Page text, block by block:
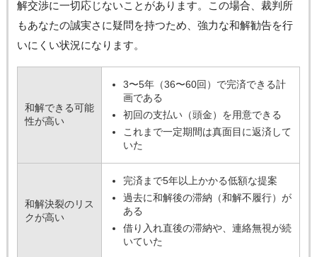
解交渉に一切応じないことがあります。この場合、裁判所
もあなたの誠実さに疑問を持つため、強力な和解勧告を行
いにくい状況になります。
和解できる可能
性が高い
3〜5年（36〜60回）で完済できる計
画である
初回の支払い（頭金）を用意できる
これまで一定期間は真面目に返済して
いた
和解決裂のリス
クが高い
完済まで5年以上かかる低額な提案
過去に和解後の滞納（和解不履行）が
ある
借り入れ直後の滞納や、連絡無視が続
いていた